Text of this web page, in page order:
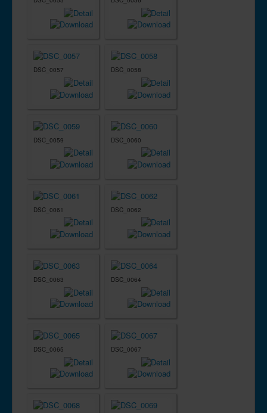
DSC_0057 DSC_0058
DSC_0059 DSC_0060
DSC_0061 DSC_0062
DSC_0063 DSC_0064
DSC_0065 DSC_0067